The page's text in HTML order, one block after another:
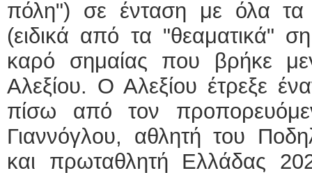
πόλη") σε ένταση με όλα
(ειδικά από τα "θεαματικά"
καρό σημαίας που βρήκε
Αλεξίου. Ο Αλεξίου έτρεξε
πίσω από τον
Γιαννόγλου, αθλητή του
και πρωταθλητή Ελλάδας